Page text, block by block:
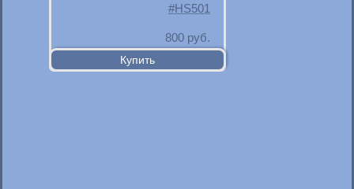
HS501
800 руб.